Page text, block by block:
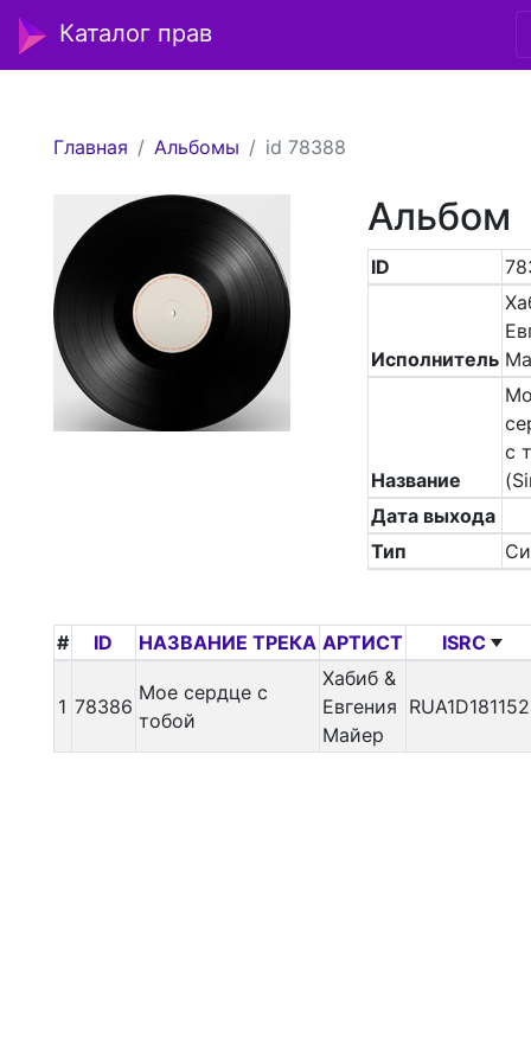
Каталог прав
Главная Альбомы id 78388
Альбом
ID
Исполнитель
Название
с
Дата выхода
Тип
# ID НАЗВАНИЕ ТРЕКА АРТИСТ ISRC
1 78386
Мое сердце с
тобой
Хабиб &
Евгения
Майер